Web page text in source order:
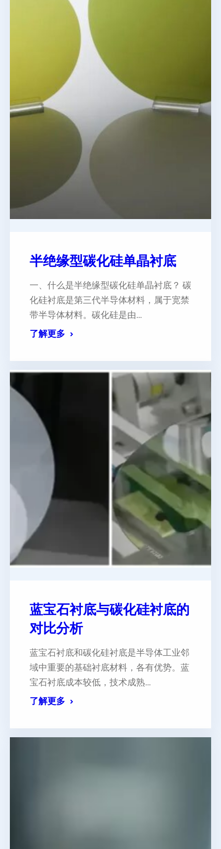
半绝缘型碳化硅单晶衬底
一、什么是半绝缘型碳化硅单晶衬底？ 碳
化硅衬底是第三代半导体材料，属于宽禁
带半导体材料。碳化硅是由…
了解更多
蓝宝石衬底与碳化硅衬底的
对比分析
蓝宝石衬底和碳化硅衬底是半导体工业邻
域中重要的基础衬底材料，各有优势。蓝
宝石衬底成本较低，技术成熟…
了解更多